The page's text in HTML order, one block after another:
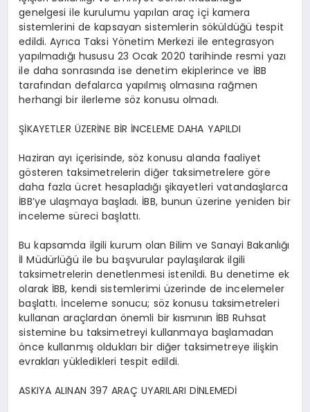
genelgesi ile kurulumu yapılan araç içi kamera
sistemlerini de kapsayan sistemlerin söküldüğü tespit
edildi. Ayrıca Taksi Yönetim Merkezi ile entegrasyon
yapılmadığı hususu 23 Ocak 2020 tarihinde resmi yazı
ile daha sonrasında ise denetim ekiplerince ve İBB
tarafından defalarca yapılmış olmasına rağmen
herhangi bir ilerleme söz konusu olmadı.
ŞİKAYETLER ÜZERİNE BİR İNCELEME DAHA YAPILDI
Haziran ayı içerisinde, söz konusu alanda faaliyet
gösteren taksimetrelerin diğer taksimetrelere göre
daha fazla ücret hesapladığı şikayetleri vatandaşlarca
İBB’ye ulaşmaya başladı. İBB, bunun üzerine yeniden bir
inceleme süreci başlattı.
Bu kapsamda ilgili kurum olan Bilim ve Sanayi Bakanlığı
İl Müdürlüğü ile bu başvurular paylaşılarak ilgili
taksimetrelerin denetlenmesi istenildi. Bu denetime ek
olarak İBB, kendi sistemlerimi üzerinde de incelemeler
başlattı. İnceleme sonucu; söz konusu taksimetreleri
kullanan araçlardan önemli bir kısmının İBB Ruhsat
sistemine bu taksimetreyi kullanmaya başlamadan
önce kullanmış oldukları bir diğer taksimetreye ilişkin
evrakları yükledikleri tespit edildi.
ASKIYA ALINAN 397 ARAÇ UYARILARI DİNLEMEDİ